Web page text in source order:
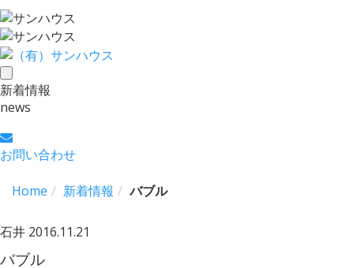
toggle
navigation
新着情報
news
お問い合わせ
Home 新着情報 バブル
石井 2016.11.21
バブル